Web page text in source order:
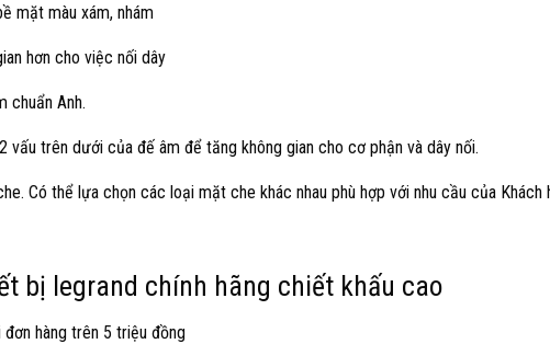
mặt màu xám, nhám
hơn cho việc nối dây
chuẩn Anh.
trên dưới của đế âm để tăng không gian cho cơ phận và dây nối.
Có thể lựa chọn các loại mặt che khác nhau phù hợp với nhu cầu của Khách
bị legrand chính hãng chiết khấu cao
đơn hàng trên 5 triệu đồng